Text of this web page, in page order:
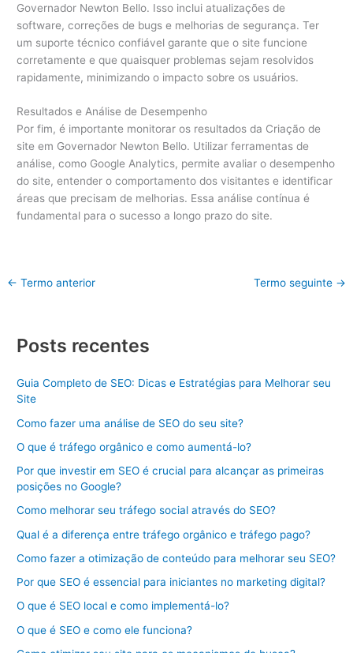
Governador Newton Bello. Isso inclui atualizações de
software, correções de bugs e melhorias de segurança. Ter
um suporte técnico confiável garante que o site funcione
corretamente e que quaisquer problemas sejam resolvidos
rapidamente, minimizando o impacto sobre os usuários.
Resultados e Análise de Desempenho
Por fim, é importante monitorar os resultados da Criação de
site em Governador Newton Bello. Utilizar ferramentas de
análise, como Google Analytics, permite avaliar o desempenho
do site, entender o comportamento dos visitantes e identificar
áreas que precisam de melhorias. Essa análise contínua é
fundamental para o sucesso a longo prazo do site.
← Termo anterior Termo seguinte →
Posts recentes
Guia Completo de SEO: Dicas e Estratégias para Melhorar seu
Site
Como fazer uma análise de SEO do seu site?
O que é tráfego orgânico e como aumentá-lo?
Por que investir em SEO é crucial para alcançar as primeiras
posições no Google?
Como melhorar seu tráfego social através do SEO?
Qual é a diferença entre tráfego orgânico e tráfego pago?
Como fazer a otimização de conteúdo para melhorar seu SEO?
Por que SEO é essencial para iniciantes no marketing digital?
O que é SEO local e como implementá-lo?
O que é SEO e como ele funciona?